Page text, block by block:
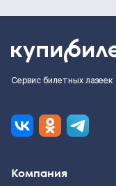
Сервис билетных лазеек
Компания